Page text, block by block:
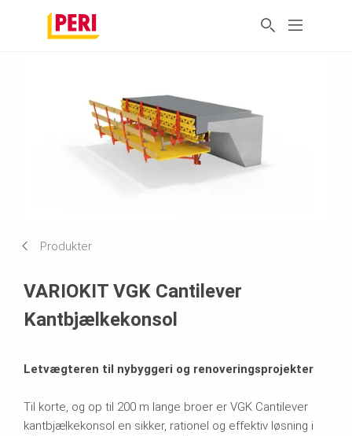
Produkter
VARIOKIT VGK Cantilever
Kantbjælkekonsol
Letvægteren til nybyggeri og renoveringsprojekter
Til korte, og op til 200 m lange broer er VGK Cantilever
kantbjælkekonsol en sikker, rationel og effektiv løsning i